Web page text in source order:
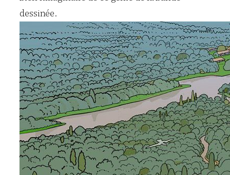
dessinée.